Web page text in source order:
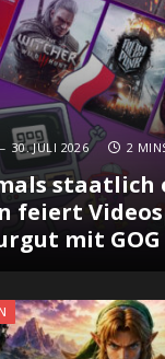
30. JULI 2026 2
feiert
mit GOG